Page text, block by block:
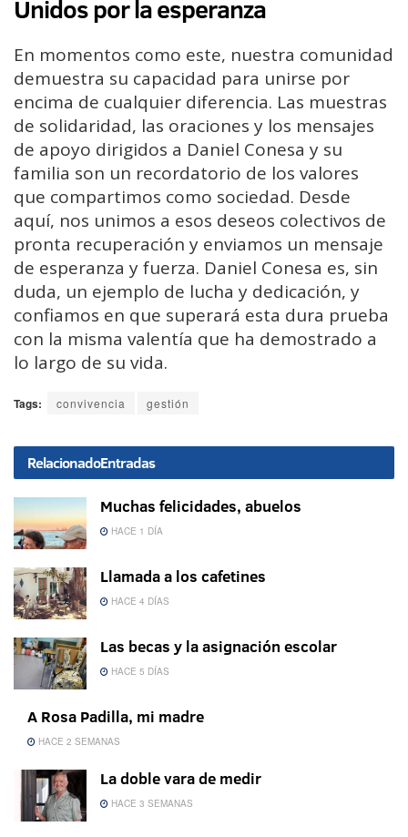
Unidos por la esperanza
En momentos como este, nuestra comunidad
demuestra su capacidad para unirse por
encima de cualquier diferencia. Las muestras
de solidaridad, las oraciones y los mensajes
de apoyo dirigidos a Daniel Conesa y su
familia son un recordatorio de los valores
que compartimos como sociedad. Desde
aquí, nos unimos a esos deseos colectivos de
pronta recuperación y enviamos un mensaje
de esperanza y fuerza. Daniel Conesa es, sin
duda, un ejemplo de lucha y dedicación, y
confiamos en que superará esta dura prueba
con la misma valentía que ha demostrado a
lo largo de su vida.
Tags: convivencia gestión
RelacionadoEntradas
Muchas felicidades, abuelos
HACE 1 DÍA
Llamada a los cafetines
HACE 4 DÍAS
Las becas y la asignación escolar
HACE 5 DÍAS
A Rosa Padilla, mi madre
HACE 2 SEMANAS
La doble vara de medir
HACE 3 SEMANAS